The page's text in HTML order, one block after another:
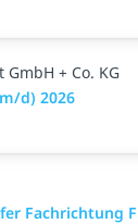
+ Co. KG
d) 2026
Fachrichtung